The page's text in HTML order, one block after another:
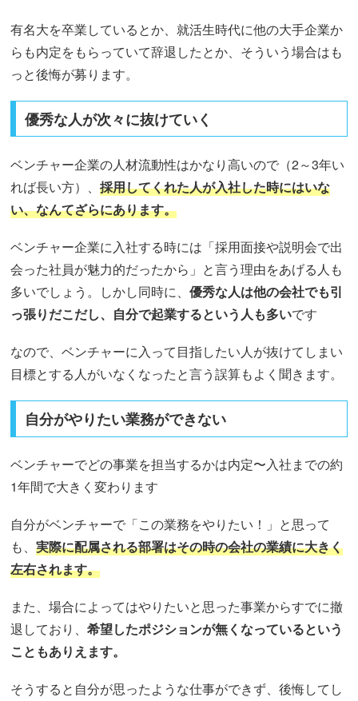
有名大を卒業しているとか、就活生時代に他の大手企業か
らも内定をもらっていて辞退したとか、そういう場合はも
っと後悔が募ります。
優秀な人が次々に抜けていく
ベンチャー企業の人材流動性はかなり高いので（2～3年い
れば長い方）、採用してくれた人が入社した時にはいな
い、なんてざらにあります。
ベンチャー企業に入社する時には「採用面接や説明会で出
会った社員が魅力的だったから」と言う理由をあげる人も
多いでしょう。しかし同時に、優秀な人は他の会社でも引
っ張りだこだし、自分で起業するという人も多いです
なので、ベンチャーに入って目指したい人が抜けてしまい
目標とする人がいなくなったと言う誤算もよく聞きます。
自分がやりたい業務ができない
ベンチャーでどの事業を担当するかは内定〜入社までの約
1年間で大きく変わります
自分がベンチャーで「この業務をやりたい！」と思って
も、実際に配属される部署はその時の会社の業績に大きく
左右されます。
また、場合によってはやりたいと思った事業からすでに撤
退しており、希望したポジションが無くなっているという
こともありえます。
そうすると自分が思ったような仕事ができず、後悔してし